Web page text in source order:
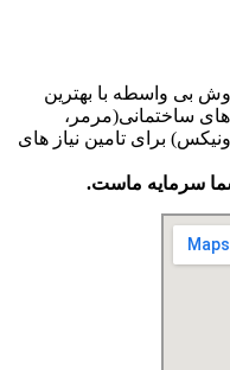
بی واسطه با بهترین
ساختمانی(مرمر،
برای تامین نیاز های
سرمایه ماست.